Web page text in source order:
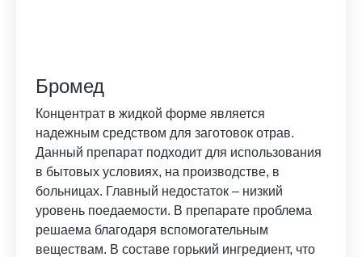
Бромед
Концентрат в жидкой форме является
надежным средством для заготовок отрав.
Данный препарат подходит для использования
в бытовых условиях, на производстве, в
больницах. Главный недостаток – низкий
уровень поедаемости. В препарате проблема
решаема благодаря вспомогательным
веществам. В составе горький ингредиент, что